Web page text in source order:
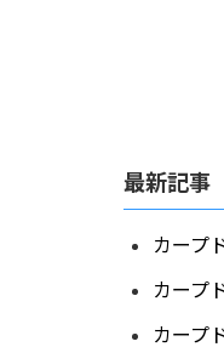
最新記事
カープ
カープ
カープ